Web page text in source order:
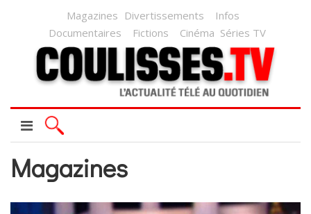
Magazines Divertissements
Infos
Documentaires
Fictions Cinéma Séries TV
Magazines